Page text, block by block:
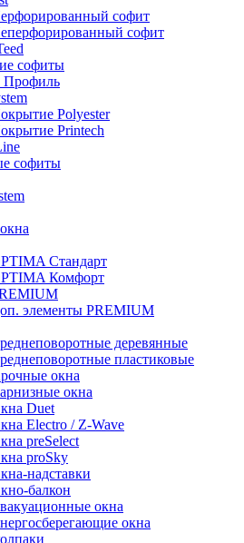
софит
софит
софиты
Профиль
Polyester
Printech
софиты
Стандарт
Комфорт
элементы PREMIUM
деревянные
пластиковые
окна
окна
Duet
Electro / Z-Wave
preSelect
proSky
надставки
балкон
окна
окна